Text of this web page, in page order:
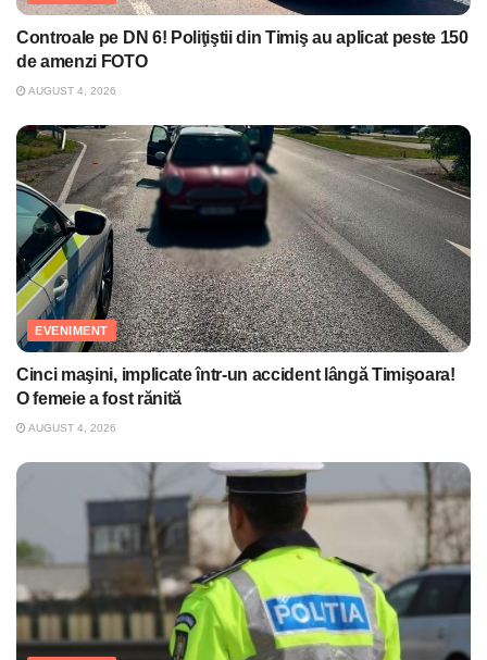
Controale pe DN 6! Poliţiştii din Timiş au aplicat peste 150
de amenzi FOTO
AUGUST 4, 2026
EVENIMENT
Cinci maşini, implicate într-un accident lângă Timişoara!
O femeie a fost rănită
AUGUST 4, 2026